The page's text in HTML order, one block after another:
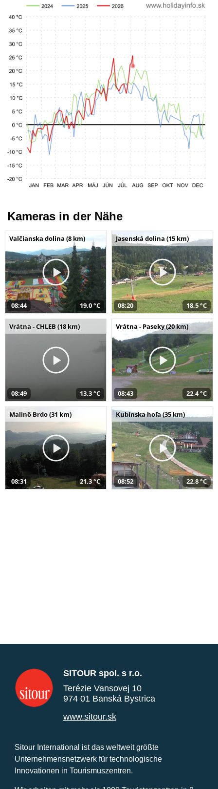
Kameras in der Nähe
Valčianska dolina (8 km)
08:44 19,0 °C
Jasenská dolina (15 km)
08:20 18,5 °C
Vrátna - CHLEB (18 km)
08:49 13,3 °C
Vrátna - Paseky (20 km)
08:43 22,4 °C
Malinô Brdo (31 km)
08:31 21,3 °C
Kubínska hoľa (35 km)
08:52 22,8 °C
SITOUR spol. s r.o.
Terézie Vansovej 10
974 01 Banská Bystrica
www.sitour.sk
Sitour International ist das weltweit größte
Unternehmensnetzwerk für technologische
Innovationen in Tourismuszentren.